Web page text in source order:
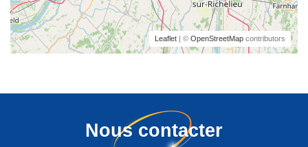
Leaflet | © OpenStreetMap contributors
Nous contacter